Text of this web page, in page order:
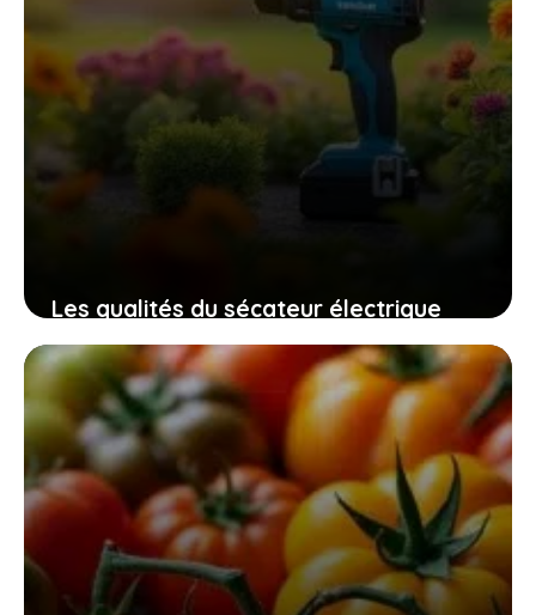
Les qualités du sécateur électrique
swansoft pru28 pour un jardinage
efficace, sûr et sans fatigue
10 novembre 2025